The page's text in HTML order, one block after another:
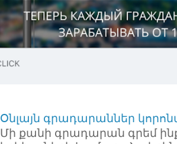
Օնլայն գրադարաններ
Մի քանի գրադարան գրեմ